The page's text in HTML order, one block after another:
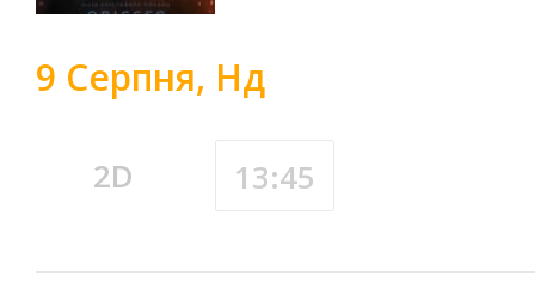
9 Серпня, Нд
2D 13:45